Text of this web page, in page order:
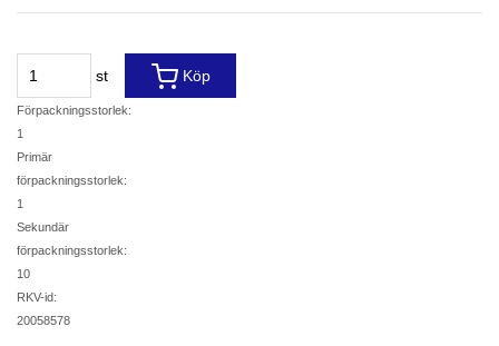
st
Förpackningsstorlek:
1
Primär
förpackningsstorlek:
1
Sekundär
förpackningsstorlek:
10
RKV-id:
20058578
Köp